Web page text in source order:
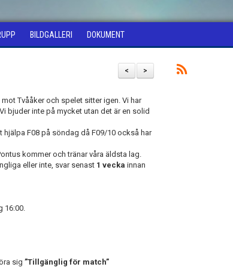
BILDGALLERI DOKUMENT
>
<
Tvååker och spelet sitter igen. Vi har
bjuder inte på mycket utan det är en solid
F08 på söndag då F09/10 också har
kommer och tränar våra äldsta lag.
eller inte, svar senast 1 vecka innan
16:00.
sig ”Tillgänglig för match”